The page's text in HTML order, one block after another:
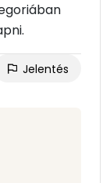
Jelentés